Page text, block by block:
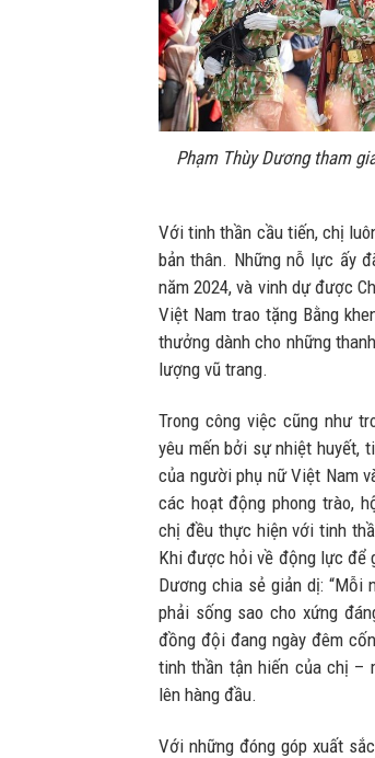
Phạm Thùy Dương tham
Với tinh thần cầu tiến, chị
bản thân. Những nỗ lực ấy
năm 2024, và vinh dự được
Việt Nam trao tặng Bằng
thưởng dành cho những
lượng vũ trang.
Trong công việc cũng như
yêu mến bởi sự nhiệt huyết,
của người phụ nữ Việt Nam
các hoạt động phong trào,
chị đều thực hiện với tinh
Khi được hỏi về động lực để
Dương chia sẻ giản dị: “Mỗi
phải sống sao cho xứng
đồng đội đang ngày đêm
tinh thần tận hiến của chị –
lên hàng đầu.
Với những đóng góp xuất